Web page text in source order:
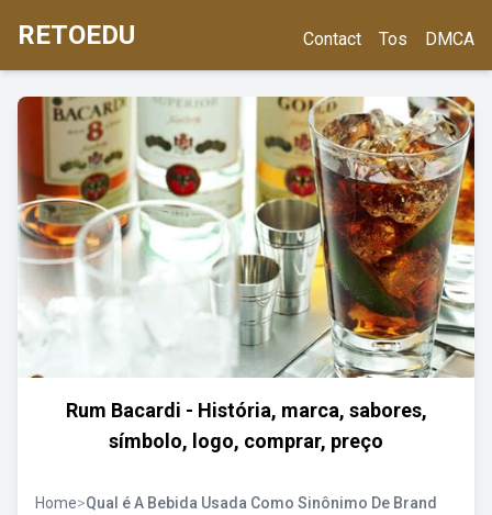
RETOEDU Contact Tos DMCA
Rum Bacardi - História, marca, sabores,
símbolo, logo, comprar, preço
Home>Qual é A Bebida Usada Como Sinônimo De Brand